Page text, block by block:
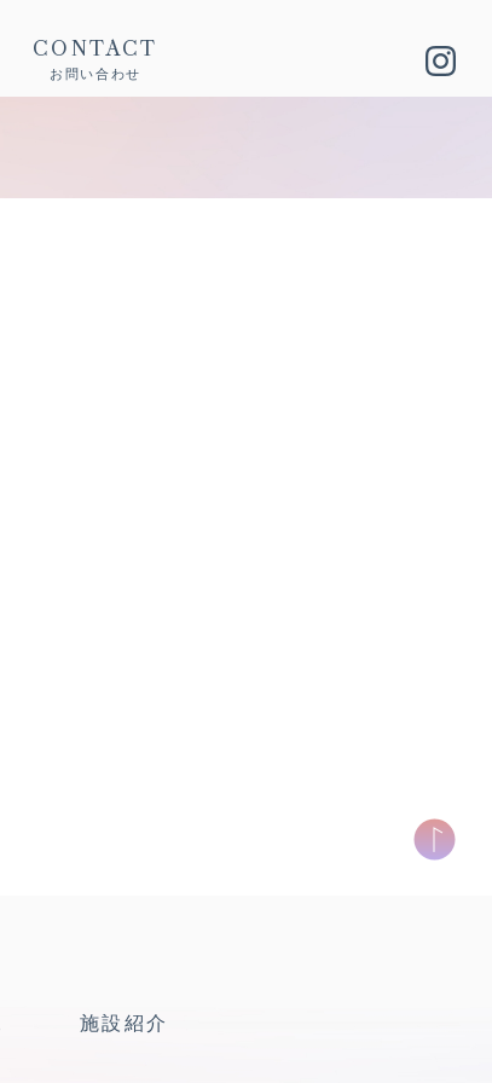
CONTACT
お問い合わせ
施設紹介